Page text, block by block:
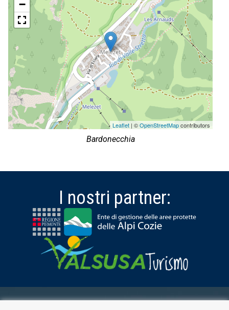
−
Leaflet | ©OpenStreetMapcontributors
Bardonecchia
I nostri partner: